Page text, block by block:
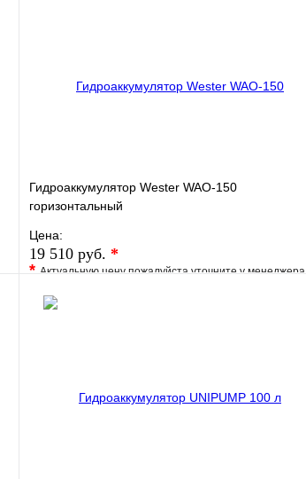
Гидроаккумулятор Wester WAO-150
горизонтальный
Цена:
19 510 руб. *
*Актуальную цену пожалуйста уточните у менеджера
В избранное